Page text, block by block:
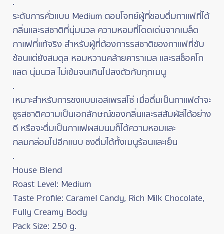
ระดับการคั่วแบบ Medium ตอบโจทย์ผู้ที่ชอบดื่มกาแฟที่ได้
กลิ่นและรสชาติที่นุ่มนวล ความหอมที่โดดเด่นจากเมล็ด
กาแฟที่แท้จริง สำหรับผู้ที่ต้องการรสชาติของกาแฟที่ซับ
ซ้อนแต่ยังสมดุล หอมหวานคล้ายคาราเมล และรสช็อคโก
แลต นุ่มนวล ไม่เข้มจนเกินไปลงตัวกับทุกเมนู
.
เหมาะสำหรับการชงแบบเอสเพรสโซ่ เมื่อดื่มเป็นกาแฟดำจะ
ชูรสชาติความเป็นเอกลักษณ์ของกลิ่นและรสสัมผัสได้อย่าง
ดี หรือจะดื่มเป็นกาแฟผสมนมก็ได้ความหอมและ
กลมกล่อมไปอีกแบบ ชงดื่มได้ทั้งเมนูร้อนและเย็น
.
House Blend
Roast Level: Medium
Taste Profile: Caramel Candy, Rich Milk Chocolate,
Fully Creamy Body
Pack Size: 250 g.